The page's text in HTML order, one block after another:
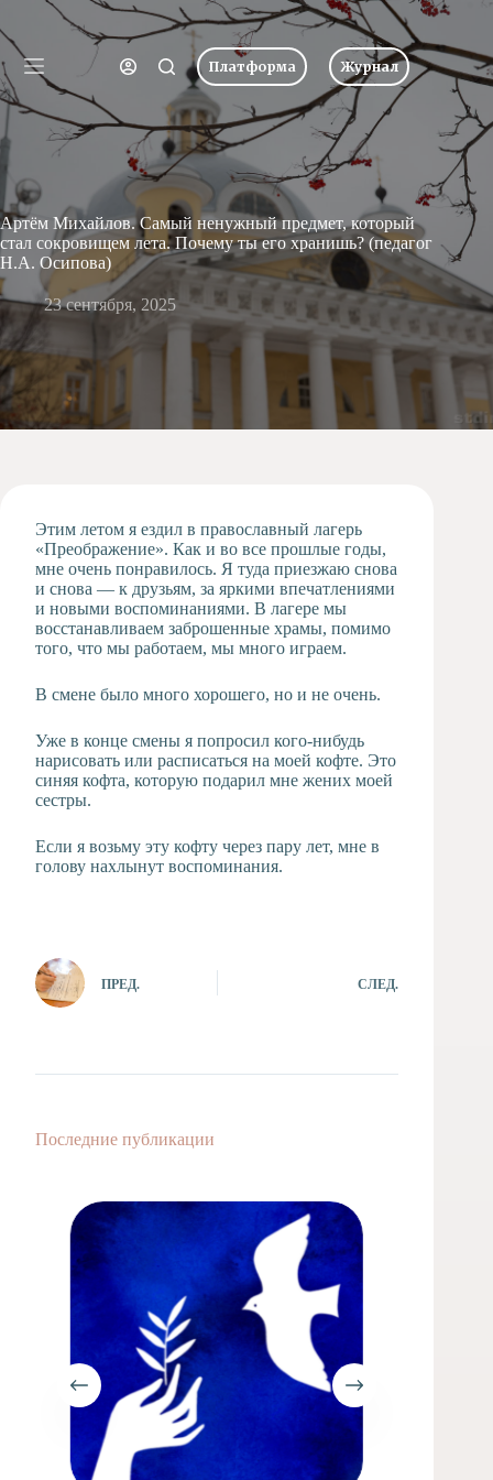
Перейти
к
сути
Ничего
не
найдено
Главная
Новости
школе
Учеба
Пресс-
центр
Хоровая
Царевич
Допобразование
студия
Музыкальное
отделение
Психологическая
Служба
служба
Имя пользователя или Email
Пароль
Запомнить меня Забыли пароль?
Вход
Имя пользователя или Email
Получить новый пароль
← Вернуться ко входу
Платформа Журнал
Артём Михайлов. Самый ненужный предмет, который
стал сокровищем лета. Почему ты его хранишь? (педагог
Н.А. Осипова)
23 сентября, 2025
Этим летом я ездил в православный лагерь
«Преображение». Как и во все прошлые годы,
мне очень понравилось. Я туда приезжаю снова
и снова — к друзьям, за яркими впечатлениями
и новыми воспоминаниями. В лагере мы
восстанавливаем заброшенные храмы, помимо
того, что мы работаем, мы много играем.
В смене было много хорошего, но и не очень.
Уже в конце смены я попросил кого-нибудь
нарисовать или расписаться на моей кофте. Это
синяя кофта, которую подарил мне жених моей
сестры.
Если я возьму эту кофту через пару лет, мне в
голову нахлынут воспоминания.
ПРЕД. СЛЕД.
Последние публикации